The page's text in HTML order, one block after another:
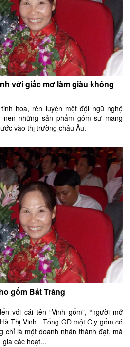
với giấc mơ làm giàu không
hoa, rèn luyện một đội ngũ nghệ
những sản phẩm gốm sứ mang
vào thị trường châu Âu.
gốm Bát Tràng
với cái tên “Vinh gốm”, “người mở
Thị Vinh - Tổng GĐ một Cty gốm có
chỉ là một doanh nhân thành đạt, mà
các hoạt...